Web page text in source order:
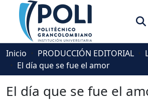
Comunidades
Descubre
Estadísticas
Inicio PRODUCCIÓN EDITORIAL
El día que se fue el amor
El día que se fue el